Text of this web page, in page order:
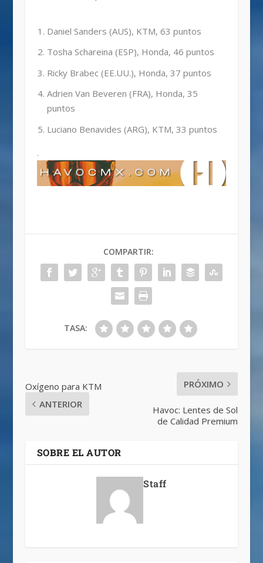
Daniel Sanders (AUS), KTM, 63 puntos
Tosha Schareina (ESP), Honda, 46 puntos
Ricky Brabec (EE.UU.), Honda, 37 puntos
Adrien Van Beveren (FRA), Honda, 35
puntos
Luciano Benavides (ARG), KTM, 33 puntos
.
COMPARTIR:
TASA:
Oxígeno para KTM
ANTERIOR
PRÓXIMO
Havoc: Lentes de Sol
de Calidad Premium
SOBRE EL AUTOR
Staff